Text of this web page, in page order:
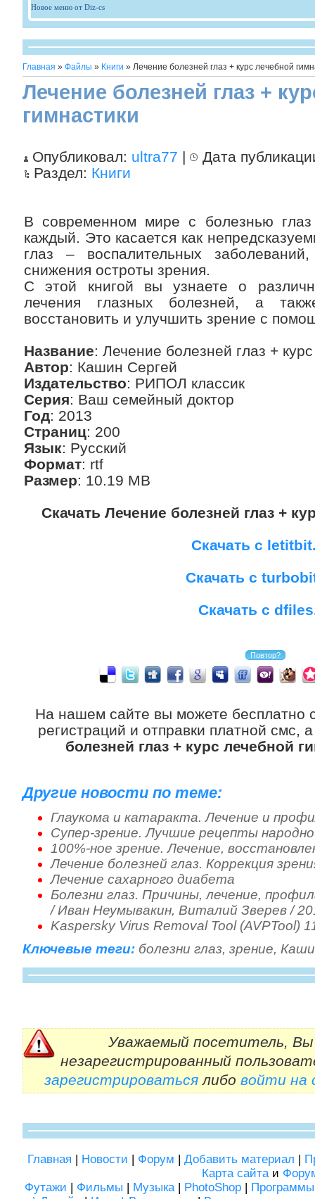
Новое меню от Diz-cs
Главная » Файлы » Книги » Лечение болезней глаз + курс лечебной
Лечение болезней глаз +
гимнастики
Опубликовал: ultra77 |
Дата
Раздел: Книги
В современном мире с болезнью глаз
каждый. Это касается как
глаз – воспалительных
снижения остроты зрения.
С этой книгой вы узнаете о
лечения глазных болезней, а
восстановить и улучшить зрение с
Название: Лечение болезней глаз +
Автор: Кашин Сергей
Издательство: РИПОЛ классик
Серия: Ваш семейный доктор
Год: 2013
Страниц: 200
Язык: Русский
Формат: rtf
Размер: 10.19 MB
Скачать Лечение болезней глаз +
Скачать с
Скачать с
Скачать с
На нашем сайте вы можете бесплатно
регистраций и отправки платной смс,
болезней глаз + курс лечебной
Другие новости по теме:
Глаукома и катаракта. Лечение и
Супер-зрение. Лучшие рецепты
100%-ное зрение. Лечение,
Лечение болезней глаз. Коррекция
Лечение сахарного диабета
Болезни глаз. Причины, лечение,
/ Иван Неумывакин, Виталий Зверев /
Kaspersky Virus Removal Tool (AVPTool)
Ключевые теги: болезни глаз, зрение,
Уважаемый посетитель, Вы
незарегистрированный
зарегистрироватьсялибо войти на
Главная | Новости | Форум | Добавить материал |
Карта сайтаи
Футажи | Фильмы | Музыка| PhotoShop | Программы